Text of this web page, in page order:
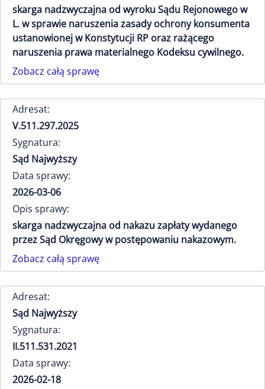
skarga nadzwyczajna od wyroku Sądu Rejonowego w
L. w sprawie naruszenia zasady ochrony konsumenta
ustanowionej w Konstytucji RP oraz rażącego
naruszenia prawa materialnego Kodeksu cywilnego.
Zobacz całą sprawę
Adresat:
V.511.297.2025
Sygnatura:
Sąd Najwyższy
Data sprawy:
2026-03-06
Opis sprawy:
skarga nadzwyczajna od nakazu zapłaty wydanego
przez Sąd Okręgowy w postępowaniu nakazowym.
Zobacz całą sprawę
Adresat:
Sąd Najwyższy
Sygnatura:
II.511.531.2021
Data sprawy:
2026-02-18